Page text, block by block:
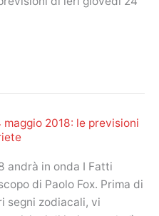
maggio 2018: le previsioni
andrà in onda I Fatti
di Paolo Fox. Prima di
segni zodiacali, vi